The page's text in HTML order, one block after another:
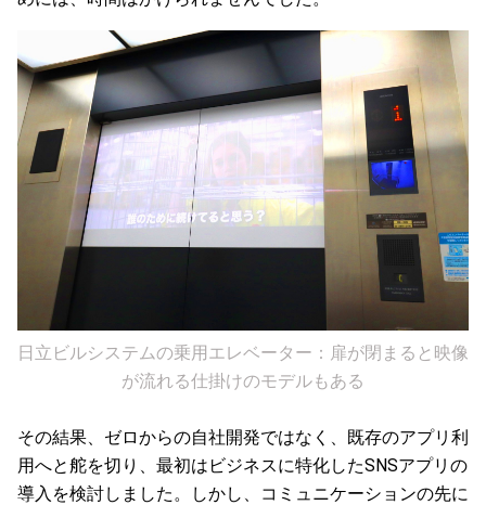
日立ビルシステムの乗用エレベーター：扉が閉まると映像
が流れる仕掛けのモデルもある
その結果、ゼロからの自社開発ではなく、既存のアプリ利
用へと舵を切り、最初はビジネスに特化したSNSアプリの
導入を検討しました。しかし、コミュニケーションの先に